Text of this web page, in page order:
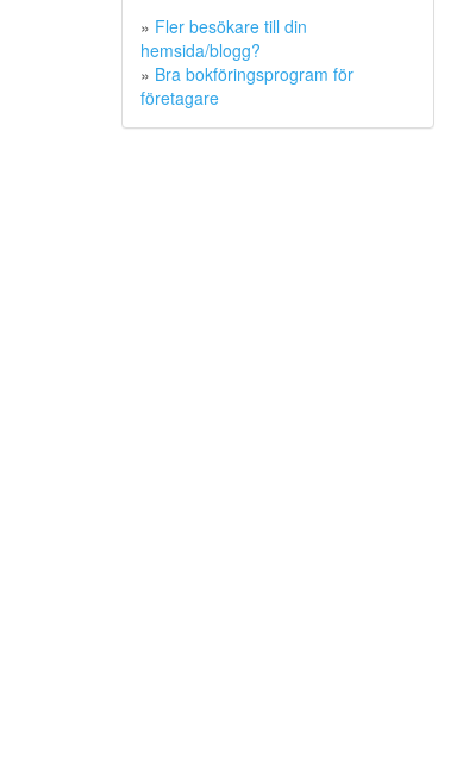
» Fler besökare till din
hemsida/blogg?
» Bra bokföringsprogram för
företagare